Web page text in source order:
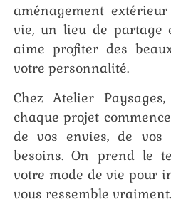
aménagement
vie, un lieu de partage
aime profiter des
votre personnalité.
Chez Atelier Paysages,
chaque projet
de vos envies, de vos
besoins. On prend le
votre mode de vie pour
vous ressemble vraiment.